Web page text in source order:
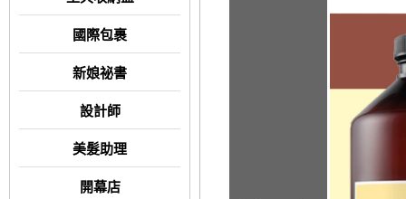
國際包裹
新娘祕書
設計師
美髮助理
開幕店